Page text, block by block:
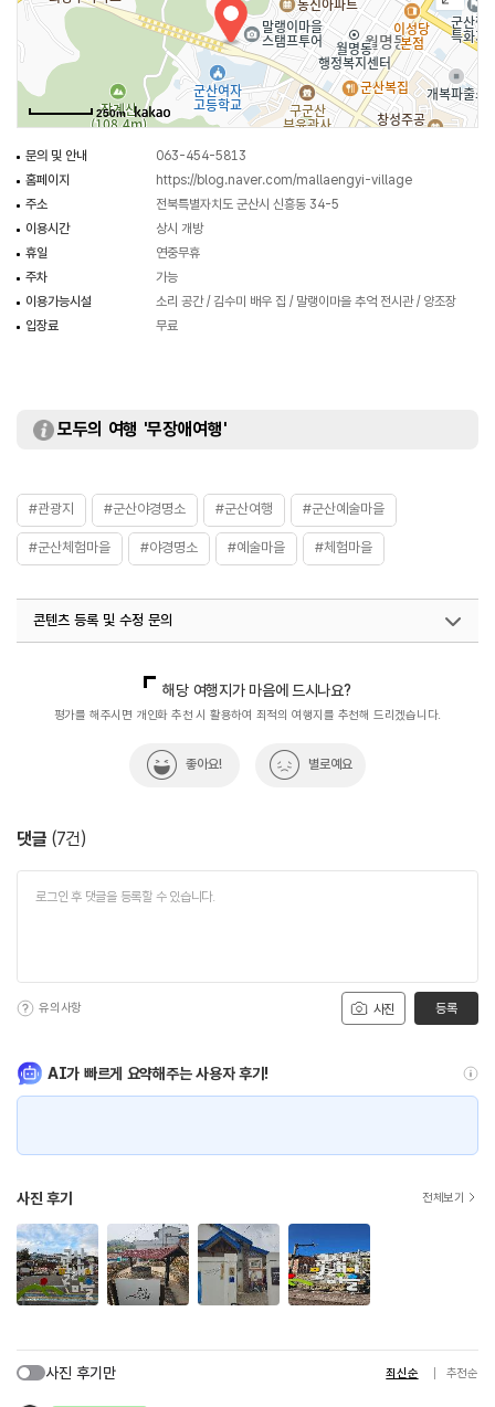
벽화와 포토존, 소리 공간, 김수미 배우 집, 말랭이마을 추억 전시관, 양조장이
있다. 또한, 매달 마지막 주 토요일에는 동네 골목 잔치가 열린다.
전시관을 지나 비탈진 골목길을 따라 월명산에 오르면 금강하구가 서해와
만나는 바다를 조망할 수 있는 곳으로 해 질 녘 노을과 야간경관 명소이기도
하다.
250m
문의 및 안내
063-454-5813
홈페이지
https://blog.naver.com/mallaengyi-village
주소
전북특별자치도 군산시 신흥동 34-5
이용시간
상시 개방
휴일
연중무휴
주차
가능
이용가능시설
소리 공간 / 김수미 배우 집 / 말랭이마을 추억 전시관 / 양조장
입장료
무료
모두의 여행 '무장애여행'
#관광지 #군산야경명소 #군산여행 #군산예술마을
#군산체험마을 #야경명소 #예술마을 #체험마을
콘텐츠 등록 및 수정 문의
해당 여행지가 마음에 드시나요?
평가를 해주시면 개인화 추천 시 활용하여 최적의 여행지를 추천해 드리겠습니다.
좋아요! 별로예요
댓글 (7건)
사진
유의사항 등록
AI가 빠르게 요약해주는 사용자 후기!
사진 후기 전체보기
사진 후기만 최신순 추천순